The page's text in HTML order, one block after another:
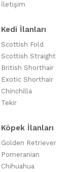
İletişim
Kedi İlanları
Scottish Fold
Scottish Straight
British Shorthair
Exotic Shorthair
Chinchilla
Tekir
Köpek İlanları
Golden Retriever
Pomeranian
Chihuahua